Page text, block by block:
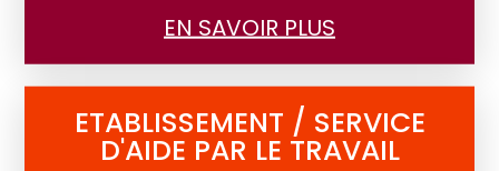
EN SAVOIR PLUS
ETABLISSEMENT / SERVICE
D'AIDE PAR LE TRAVAIL